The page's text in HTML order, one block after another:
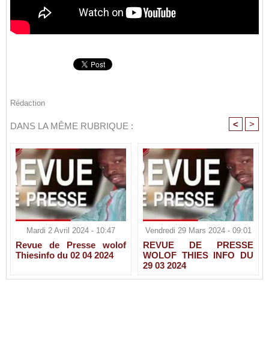
Rédaction
DANS LA MÊME RUBRIQUE : < >
Mardi 2 Avril 2024 - 10:47
Revue de Presse wolof
Thiesinfo du 02 04 2024
Vendredi 29 Mars 2024 - 09:01
REVUE DE PRESSE
WOLOF THIES INFO DU
29 03 2024